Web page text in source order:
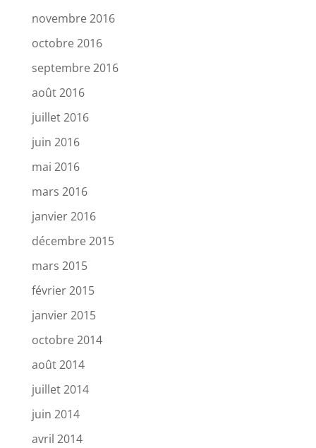
novembre 2016
octobre 2016
septembre 2016
août 2016
juillet 2016
juin 2016
mai 2016
mars 2016
janvier 2016
décembre 2015
mars 2015
février 2015
janvier 2015
octobre 2014
août 2014
juillet 2014
juin 2014
avril 2014